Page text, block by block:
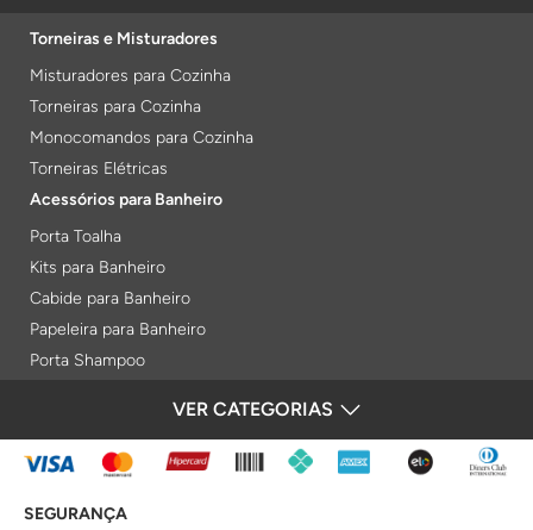
Torneiras e Misturadores
Misturadores para Cozinha
Torneiras para Cozinha
Monocomandos para Cozinha
Torneiras Elétricas
Acessórios para Banheiro
Porta Toalha
Kits para Banheiro
Cabide para Banheiro
Papeleira para Banheiro
Porta Shampoo
Porta Toalha Aquecido
Gabinetes para Banheiro
Lixeiras
VER CATEGORIAS
FORMAS DE PAGAMENTO
SEGURANÇA